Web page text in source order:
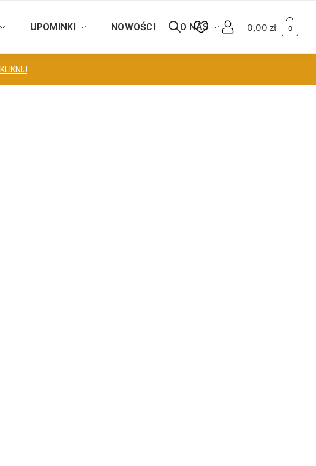
UPOMINKI NOWOŚCI O NAS 0,00 zł 0
KLIKNIJ